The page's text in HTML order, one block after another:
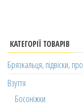
КАТЕГОРІЇ ТОВАРІВ
Брязкальця, підвіски,
Взуття
Босоніжки